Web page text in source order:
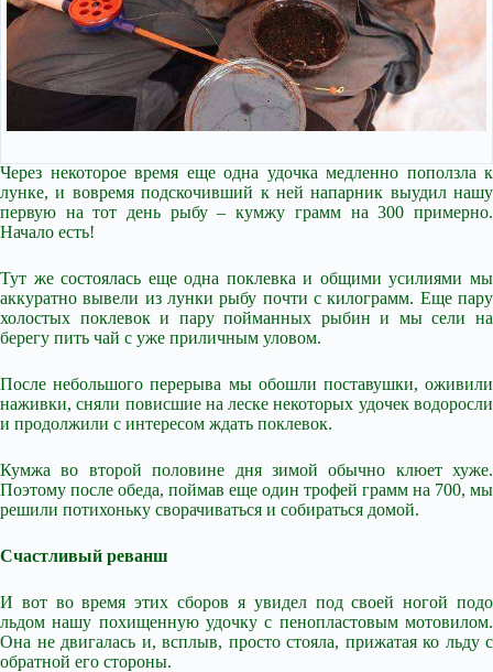
Через некоторое время еще одна удочка медленно поползла к
лунке, и вовремя подскочивший к ней напарник выудил нашу
первую на тот день рыбу – кумжу грамм на 300 примерно.
Начало есть!
Тут же состоялась еще одна поклевка и общими усилиями мы
аккуратно вывели из лунки рыбу почти с килограмм. Еще пару
холостых поклевок и пару пойманных рыбин и мы сели на
берегу пить чай с уже приличным уловом.
После небольшого перерыва мы обошли поставушки, оживили
наживки, сняли повисшие на леске некоторых удочек водоросли
и продолжили с интересом ждать поклевок.
Кумжа во второй половине дня зимой обычно клюет хуже.
Поэтому после обеда, поймав еще один трофей грамм на 700, мы
решили потихоньку сворачиваться и собираться домой.
Счастливый реванш
И вот во время этих сборов я увидел под своей ногой подо
льдом нашу похищенную удочку с пенопластовым мотовилом.
Она не двигалась и, всплыв, просто стояла, прижатая ко льду с
обратной его стороны.